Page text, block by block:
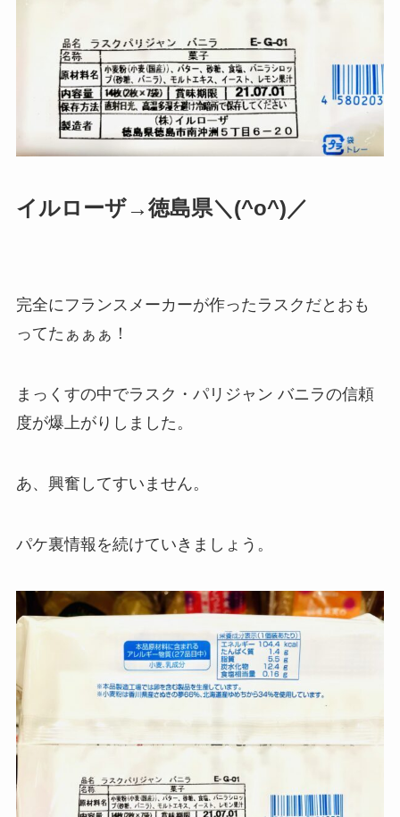
イルローザ→徳島県＼(^o^)／
完全にフランスメーカーが作ったラスクだとおも
ってたぁぁぁ！
まっくすの中でラスク・パリジャン バニラの信頼
度が爆上がりしました。
あ、興奮してすいません。
パケ裏情報を続けていきましょう。